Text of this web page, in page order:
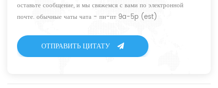
оставьте сообщение, и мы свяжемся с вами по электронной
почте. обычные чаты чата - пн-пт 9a-5p (est)
ОТПРАВИТЬ ЦИТАТУ